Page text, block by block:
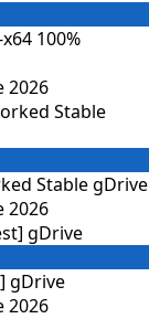
100%
2026
Stable gDrive
2026
gDrive
2026